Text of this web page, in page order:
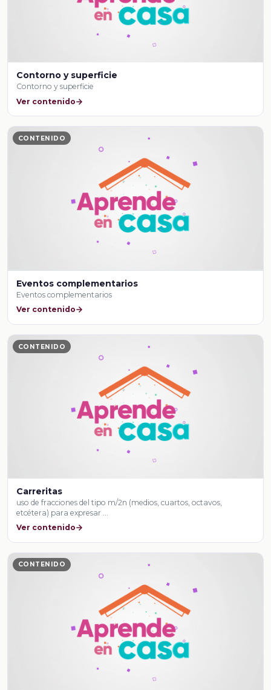
Contorno y superficie
Contorno y superficie
Ver contenido
CONTENIDO
Eventos complementarios
Eventos complementarios
Ver contenido
CONTENIDO
Carreritas
uso de fracciones del tipo m/2n (medios, cuartos, octavos,
etcétera) para expresar …
Ver contenido
CONTENIDO